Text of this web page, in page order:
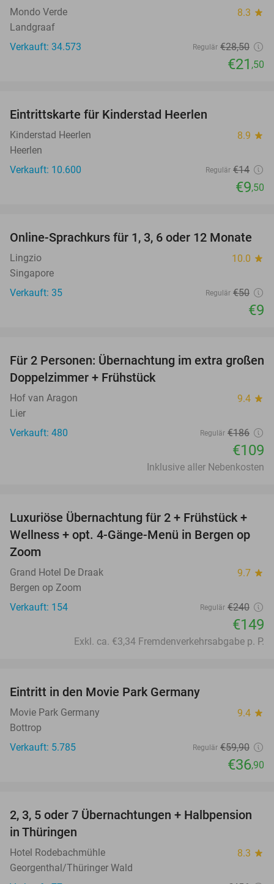
Mondo Verde 8.3 star
Landgraaf
Verkauft: 34.573
Regulär €28,50
€21 ,50
Eintrittskarte für Kinderstad Heerlen
Kinderstad Heerlen 8.9 star
Heerlen
Verkauft: 10.600
Regulär €14
€9,50
82%
Online-Sprachkurs für 1, 3, 6 oder 12 Monate
Lingzio 10.0 star
Singapore
Verkauft: 35
Regulär €50
€9
41%
Für 2 Personen: Übernachtung im extra großen
Doppelzimmer + Frühstück
Hof van Aragon 9.4 star
Lier
Verkauft: 480
Regulär €186
€109
Inklusive aller Nebenkosten
38%
Luxuriöse Übernachtung für 2 + Frühstück +
Wellness + opt. 4-Gänge-Menü in Bergen op
Zoom
Grand Hotel De Draak 9.7 star
Bergen op Zoom
Verkauft: 154
Regulär €240
€149
Exkl. ca. €3,34 Fremdenverkehrsabgabe p. P.
Eintritt in den Movie Park Germany
Movie Park Germany 9.4 star
Bottrop
Verkauft: 5.785
Regulär €59,90
€36,90
52%
2, 3, 5 oder 7 Übernachtungen + Halbpension
in Thüringen
Hotel Rodebachmühle 8.3 star
Georgenthal/Thüringer Wald